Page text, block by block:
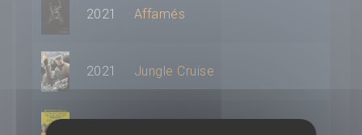
2021 Affamés
2021 Jungle Cruise